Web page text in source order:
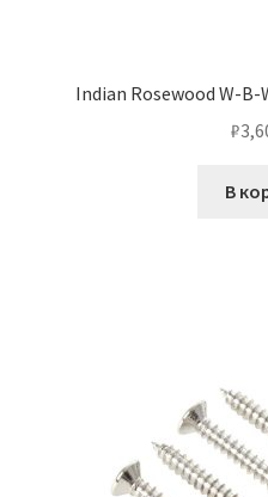
Indian Rosewood W-
₽
В